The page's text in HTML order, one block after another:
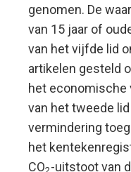
genomen. De
van 15 jaar of
van het vijfde lid
artikelen gesteld
het economische
van het tweede
vermindering
het
CO -uitstoot van